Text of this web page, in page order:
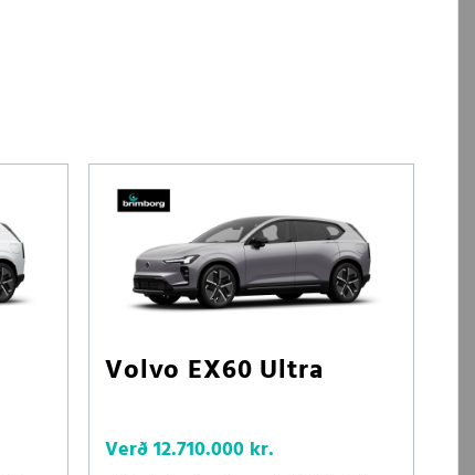
Volvo EX60 Ultra
Verð12.710.000 kr.